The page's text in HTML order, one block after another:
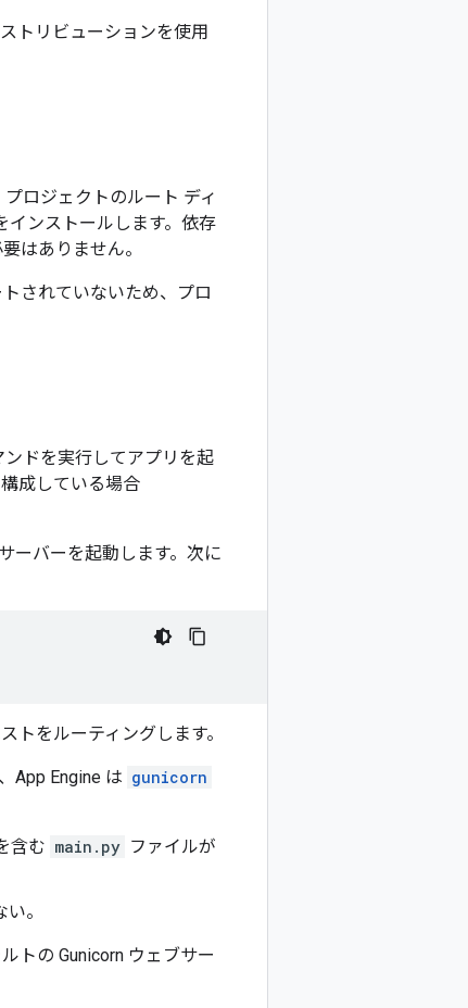
トリビューションを使用
ロジェクトのルート ディ
インストールします。依存
はありません。
されていないため、プロ
ドを実行してアプリを起
成している場合
ーバーを起動します。次に
トをルーティングします。
App Engine は gunicorn
含む main.py ファイルが
。
トの Gunicorn ウェブサー